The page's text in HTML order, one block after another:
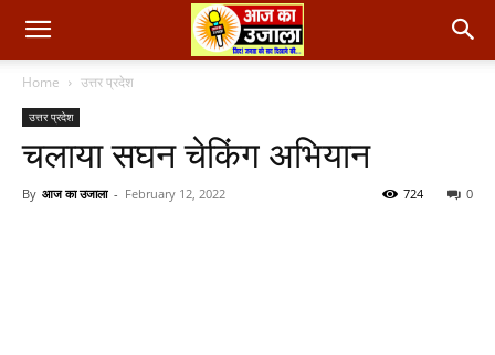
Home उत्तर प्रदेश
उत्तर प्रदेश
चलाया सघन चेकिंग अभियान
By आज का उजाला - February 12, 2022 0
724